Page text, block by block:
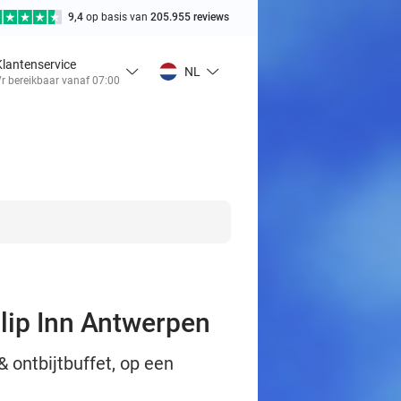
9,4 op basis van 205.955 reviews
bereikbaar vanaf 07:00
NL
Inn Antwerpen
ontbijtbuffet, op een